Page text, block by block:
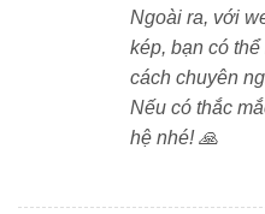
Đặc biệt, một số phiên
GeForce MX550. Đây là
dựng video đơn giản hay
Ngoài ra, với
kép, bạn có
cách chuyên
Nếu có thắc
hệ nhé! 🙏